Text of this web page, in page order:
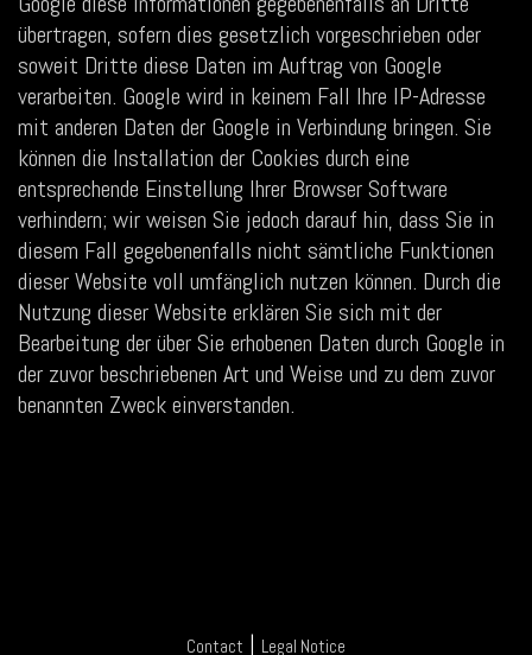
übertragen, sofern dies gesetzlich vorgeschrieben oder
soweit Dritte diese Daten im Auftrag von Google
verarbeiten. Google wird in keinem Fall Ihre IP-Adresse
mit anderen Daten der Google in Verbindung bringen. Sie
können die Installation der Cookies durch eine
entsprechende Einstellung Ihrer Browser Software
verhindern; wir weisen Sie jedoch darauf hin, dass Sie in
diesem Fall gegebenenfalls nicht sämtliche Funktionen
dieser Website voll umfänglich nutzen können. Durch die
Nutzung dieser Website erklären Sie sich mit der
Bearbeitung der über Sie erhobenen Daten durch Google in
der zuvor beschriebenen Art und Weise und zu dem zuvor
benannten Zweck einverstanden.
Contact | Legal Notice